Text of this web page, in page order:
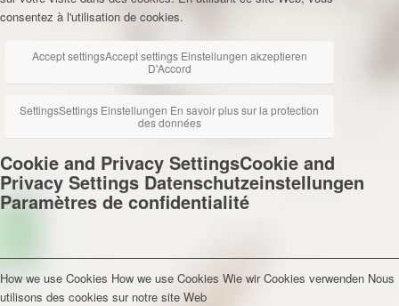
consentez à l'utilisation de cookies.
Accept settingsAccept settings Einstellungen akzeptieren
D'Accord
SettingsSettings Einstellungen En savoir plus sur la protection
des données
Cookie and Privacy SettingsCookie and
Privacy Settings Datenschutzeinstellungen
Paramètres de confidentialité
How we use Cookies How we use Cookies Wie wir Cookies verwenden Nous
utilisons des cookies sur notre site Web